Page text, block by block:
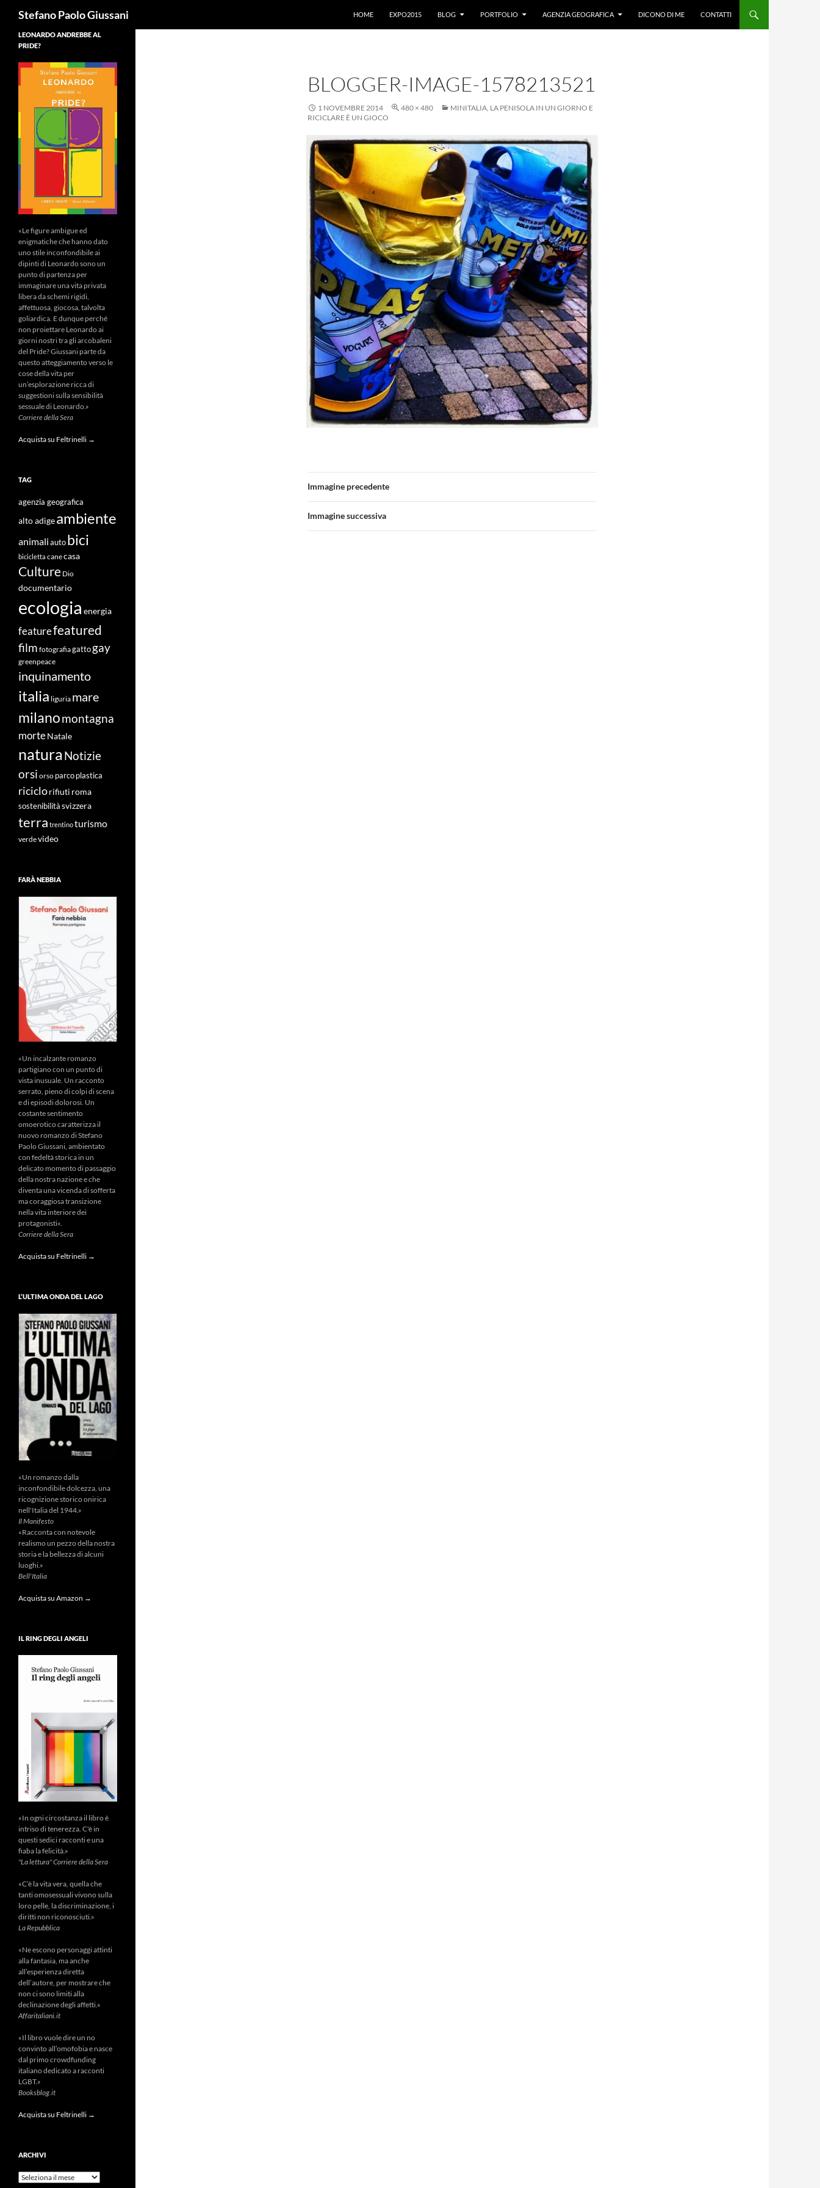
Stefano Paolo Giussani
HOME
EXPO2015 BLOG PORTFOLIO AGENZIA GEOGRAFICA DICONO DI ME CONTATTI
BLOGGER-IMAGE-1578213521
1 NOVEMBRE 2014 480 × 480
MINITALIA, LA PENISOLA IN UN GIORNO E
RICICLARE È UN GIOCO
Immagine precedente
Immagine successiva
LEONARDO ANDREBBE AL
PRIDE?
«Le figure ambigue ed
enigmatiche che hanno dato
uno stile inconfondibile ai
dipinti di Leonardo sono un
punto di partenza per
immaginare una vita privata
libera da schemi rigidi,
affettuosa, giocosa, talvolta
goliardica. E dunque perché
non proiettare Leonardo ai
giorni nostri tra gli arcobaleni
del Pride? Giussani parte da
questo atteggiamento verso le
cose della vita per
un’esplorazione ricca di
suggestioni sulla sensibilità
sessuale di Leonardo.»
Corriere della Sera
Acquista su Feltrinelli →
TAG
agenzia geografica
alto adigeambiente
animali auto bici
bicicletta canecasa
Culture Dio
documentario
ecologia energia
featurefeatured
film fotografiagatto gay
greenpeace
inquinamento
italia liguria mare
milanomontagna
morteNatale
naturaNotizie
orsi orso parco plastica
riciclorifiuti roma
sostenibilità svizzera
terra trentinoturismo
verdevideo
FARÀ NEBBIA
«Un incalzante romanzo
partigiano con un punto di
vista inusuale. Un racconto
serrato, pieno di colpi di scena
e di episodi dolorosi. Un
costante sentimento
omoerotico caratterizza il
nuovo romanzo di Stefano
Paolo Giussani, ambientato
con fedeltà storica in un
delicato momento di passaggio
della nostra nazione e che
diventa una vicenda di sofferta
ma coraggiosa transizione
nella vita interiore dei
protagonisti».
Corriere della Sera
Acquista su Feltrinelli →
L’ULTIMA ONDA DEL LAGO
«Un romanzo dalla
inconfondibile dolcezza, una
ricognizione storico onirica
nell'Italia del 1944.»
Il Manifesto
«Racconta con notevole
realismo un pezzo della nostra
storia e la bellezza di alcuni
luoghi.»
Bell'Italia
Acquista su Amazon →
IL RING DEGLI ANGELI
«In ogni circostanza il libro è
intriso di tenerezza. C'è in
questi sedici racconti e una
fiaba la felicità.»
"La lettura" Corriere della Sera
«C’è la vita vera, quella che
tanti omosessuali vivono sulla
loro pelle, la discriminazione, i
diritti non riconosciuti.»
La Repubblica
«Ne escono personaggi attinti
alla fantasia, ma anche
all’esperienza diretta
dell’autore, per mostrare che
non ci sono limiti alla
declinazione degli affetti.»
Affaritaliani.it
«Il libro vuole dire un no
convinto all’omofobia e nasce
dal primo crowdfunding
italiano dedicato a racconti
LGBT.»
Booksblog.it
Acquista su Feltrinelli →
ARCHIVI
Archivi